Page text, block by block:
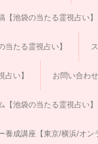
池袋の当たる霊視占い】
当たる霊視占い】
い】 お問い合わ
池袋の当たる霊視占い】
養成講座【東京/横浜/オン